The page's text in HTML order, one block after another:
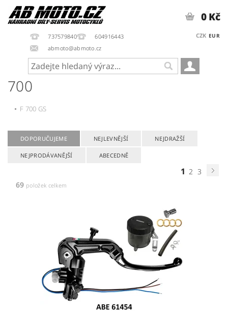
737579840
604916443
abmoto@abmoto.cz
CZK EUR
0 Kč
700
F 700 GS
DOPORUČUJEME NEJLEVNĚJŠÍ NEJDRAŽŠÍ
NEJPRODÁVANĚJŠÍ ABECEDNĚ
1 2 3
69 položek celkem